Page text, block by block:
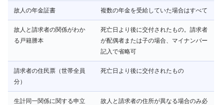
故人の年金証書 複数の年金を受給していた場合はすべて
故人と請求者の関係がわか
る戸籍謄本
死亡日より後に交付されたもの。請求者
が配偶者または子の場合、マイナンバー
記入で省略可
請求者の住民票（世帯全員
分）
死亡日より後に交付されたもの
生計同一関係に関する申立
故人と請求者の住所が異なる場合のみ必